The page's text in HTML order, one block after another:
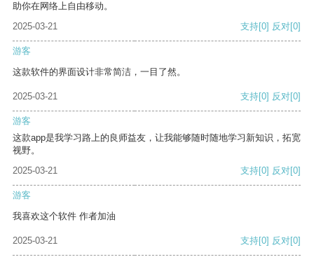
助你在网络上自由移动。
2025-03-21
支持[0] 反对[0]
游客
这款软件的界面设计非常简洁，一目了然。
2025-03-21 支持[0] 反对[0]
游客
这款app是我学习路上的良师益友，让我能够随时随地学习新知识，拓宽
视野。
2025-03-21
支持[0] 反对[0]
游客
我喜欢这个软件 作者加油
2025-03-21 支持[0] 反对[0]